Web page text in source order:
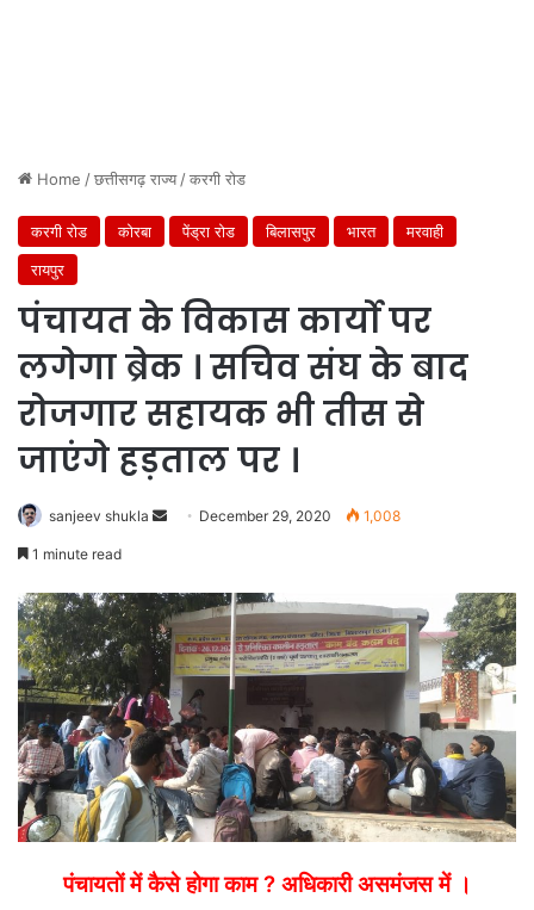
Home /छत्तीसगढ़ राज्य/करगी रोड
करगी रोड कोरबा पेंड्रा रोड बिलासपुर भारत
मरवाही
रायपुर
पंचायत के विकास कार्यो पर
लगेगा ब्रेक । सचिव संघ के बाद
रोजगार सहायक भी तीस से
जाएंगे हड़ताल पर ।
sanjeev shukla
Send December 29, 2020 1,008
1 minute read
पंचायतों में कैसे होगा काम ? अधिकारी असमंजस में ।